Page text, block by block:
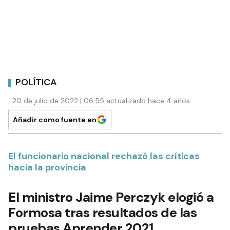
POLÍTICA
20 de julio de 2022 | 06:55 actualizado hace 4 años
Añadir como fuente en
El funcionario nacional rechazó las críticas
hacia la provincia
El ministro Jaime Perczyk elogió a
Formosa tras resultados de las